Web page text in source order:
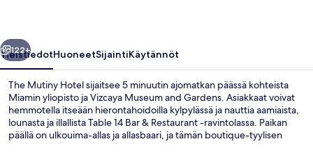
Seuraava
122+
YleistiedotHuoneetSijaintiKäytännöt
The Mutiny Hotel sijaitsee 5 minuutin ajomatkan päässä kohteista
Miamin yliopisto ja Vizcaya Museum and Gardens. Asiakkaat voivat
hemmotella itseään hierontahoidoilla kylpylässä ja nauttia aamiaista,
lounasta ja illallista Table 14 Bar & Restaurant -ravintolassa. Paikan
päällä on ulkouima-allas ja allasbaari, ja tämän boutique-tyylisen